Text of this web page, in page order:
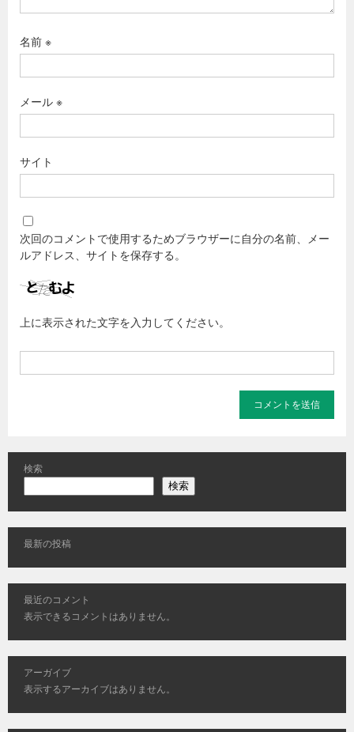
名前 ※
メール ※
サイト
次回のコメントで使用するためブラウザーに自分の名前、メー
ルアドレス、サイトを保存する。
上に表示された文字を入力してください。
検索
検索
最新の投稿
最近のコメント
表示できるコメントはありません。
アーガイブ
表示するアーカイブはありません。